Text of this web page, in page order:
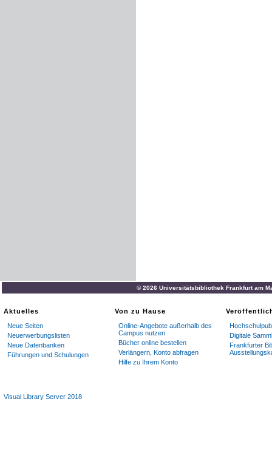
© 2026 Universitätsbibliothek Frankfurt am
Aktuelles
Neue Seiten
Neuerwerbungslisten
Neue Datenbanken
Führungen und Schulungen
Von zu Hause
Online-Angebote außerhalb des
Campus nutzen
Bücher online bestellen
Verlängern, Konto abfragen
Hilfe zu Ihrem Konto
Digitale
Frankfurter
Visual Library Server 2018